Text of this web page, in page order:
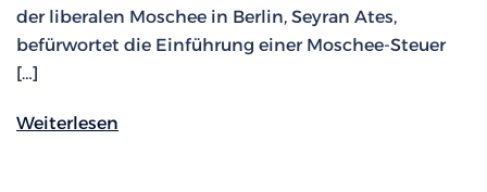
der liberalen Moschee in Berlin, Seyran Ates,
befürwortet die Einführung einer Moschee-Steuer
[…]
Weiterlesen